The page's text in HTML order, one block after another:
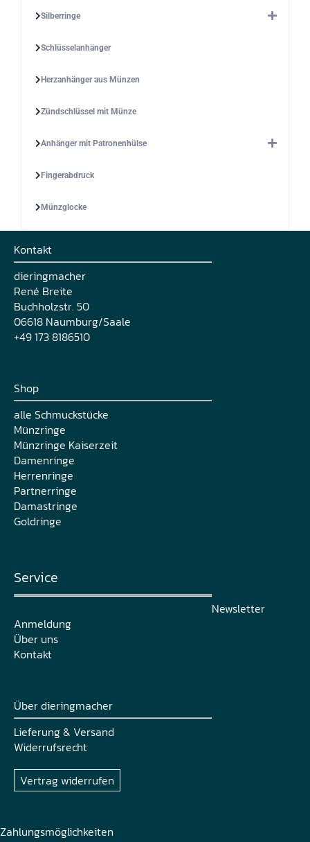
Silberringe
Schlüsselanhänger
Herzanhänger aus Münzen
Zündschlüssel mit Münze
Anhänger mit Patronenhülse
Fingerabdruck
Münzglocke
Kontakt
dieringmacher
René Breite
Buchholzstr. 50
06618 Naumburg/Saale
+49 173 8186510
Shop
alle Schmuckstücke
Münzringe
Münzringe Kaiserzeit
Damenringe
Herrenringe
Partnerringe
Damastringe
Goldringe
Service
Newsletter
Anmeldung
Über uns
Kontakt
Über dieringmacher
Lieferung & Versand
Widerrufsrecht
Vertrag widerrufen
Zahlungsmöglichkeiten